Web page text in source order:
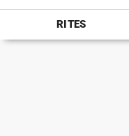
RITES